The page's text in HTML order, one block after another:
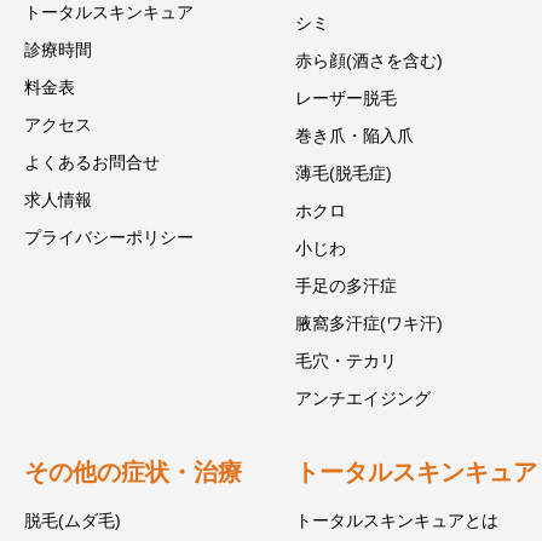
トータルスキンキュア
診療時間
料金表
アクセス
よくあるお問合せ
求人情報
プライバシーポリシー
シミ
赤ら顔(酒さを含む)
レーザー脱毛
巻き爪・陥入爪
薄毛(脱毛症)
ホクロ
小じわ
手足の多汗症
腋窩多汗症(ワキ汗)
毛穴・テカリ
アンチエイジング
その他の症状・治療
脱毛(ムダ毛)
トータルスキンキュア
トータルスキンキュアとは